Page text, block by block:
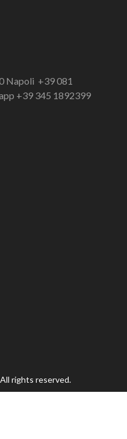
Napoli +39 081
+39 345 1892399
rights reserved.